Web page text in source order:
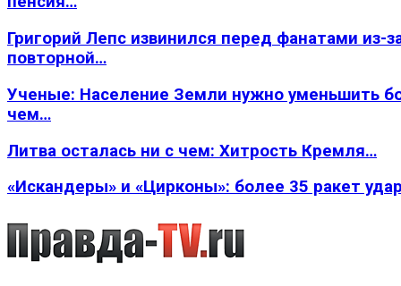
Григорий Лепс извинился перед фанатами из-
повторной…
Ученые: Население Земли нужно уменьшить
чем…
Литва осталась ни с чем: Хитрость Кремля…
«Искандеры» и «Цирконы»: более 35 ракет